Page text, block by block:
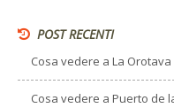
POST RECENTI
Cosa vedere a La Orotava
Cosa vedere a Puerto de